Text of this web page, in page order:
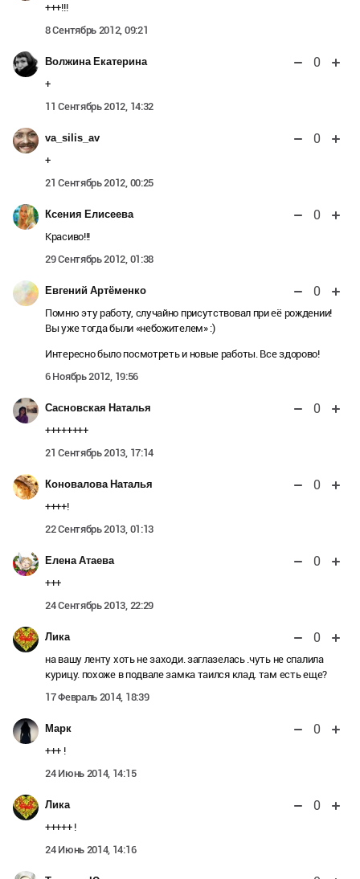
+++!!!
8 Сентябрь 2012, 09:21
Волжина Екатерина 0
+
11 Сентябрь 2012, 14:32
va_silis_av 0
+
21 Сентябрь 2012, 00:25
Ксения Елисеева 0
Красиво!!!
29 Сентябрь 2012, 01:38
Евгений Артёменко 0
Помню эту работу, случайно присутствовал при её рождении!
Вы уже тогда были «небожителем» :)
Интересно было посмотреть и новые работы. Все здорово!
6 Ноябрь 2012, 19:56
Сасновская Наталья 0
++++++++
21 Сентябрь 2013, 17:14
Коновалова Наталья 0
++++!
22 Сентябрь 2013, 01:13
Елена Атаева 0
+++
24 Сентябрь 2013, 22:29
Лика 0
на вашу ленту хоть не заходи. заглазелась .чуть не спалила
курицу. похоже в подвале замка таился клад. там есть еще?
17 Февраль 2014, 18:39
Марк 0
+++ !
24 Июнь 2014, 14:15
Лика 0
+++++ !
24 Июнь 2014, 14:16